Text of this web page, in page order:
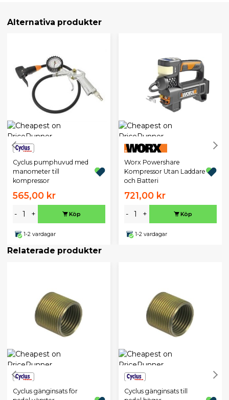
Alternativa produkter
Cyclus pumphuvud med
manometer till
kompressor
565,00 kr
- + Köp
1-2 vardagar
Worx Powershare
Kompressor Utan Laddare
och Batteri
721,00 kr
- + Köp
1-2 vardagar
Relaterade produkter
Cyclus gänginsats för
Cyclus gänginsats till